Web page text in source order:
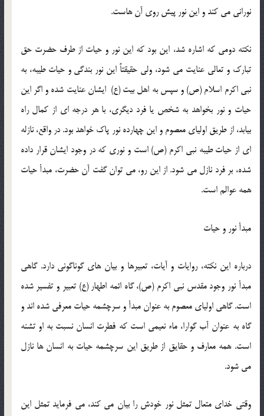
نورانی می کند و این نور پیش روی آن هاست.
نكته دومی كه اشاره شد، این بود كه این نور و حیات از طرف حضرت حق
تبارك و تعالی عنایت می شود، ولی حقیقتاً این نور بندگی و حیات طیبه، به
نبی اكرم اسلام (ص) و سپس به اهل بیت (ع) ایشان عنایت شده و اگر این
حیات و نور بخواهد به شخص یا فرد دیگری، با هر درجه ای از كمال راه
بیابد، از طریق اولیای معصوم و این چهارده نور پاك خواهد بود. در واقع، نازله
ای از حیات طیبه نبی اكرم (ص) است و نوری كه در وجود ایشان قرار داده
شده، بر فرد نازل می شود. از این رو، می توان گفت آن حضرت، مبدأ حیات
همه عوالم است.
مبدأ نور و حیات
درباره این نكته، روایات و آیات، تعبیرها و بیان های گوناگونی دارد. گاهی
مبدأ نور وجود مقدس نبی اكرم (ص)، گاه ائمه اطهار (ع) تعبیر و تفسیر شده
است. گاهی اولیای معصوم به عنوان مبدأ و سرچشمه حیات معرفی شده اند و
گاه به عنوان آب گوارا، ماء نعیمی است كه فطرت انسان نسبت به او تشنه
است. همه معارف و حقایق از طریق این سرچشمه حیات به انسان ها نازل
می شود.
وقتی خدای متعال تمثل نور خودش را بیان می کند، می فرماید تمثل این